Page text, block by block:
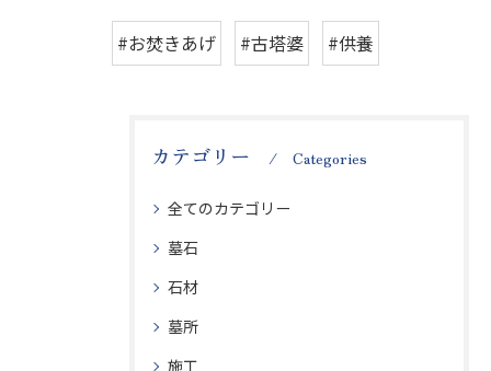
#お焚きあげ #古塔婆 #供養
カテゴリー Categories
全てのカテゴリー
墓石
石材
墓所
施工